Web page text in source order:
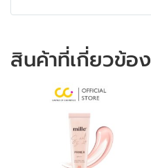
สินค้าที่เกี่ยวข้อง